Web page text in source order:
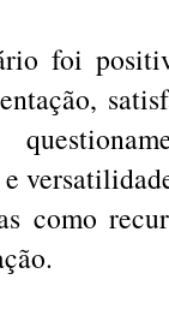
foi
como